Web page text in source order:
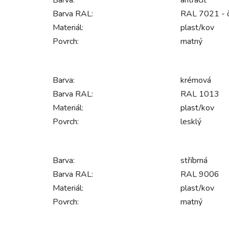
Barva RAL:
RAL 7021 -
Materiál:
plast/kov
Povrch:
matný
Barva:
krémová
Barva RAL:
RAL 1013
Materiál:
plast/kov
Povrch:
lesklý
Barva:
stříbrná
Barva RAL:
RAL 9006
Materiál:
plast/kov
Povrch:
matný